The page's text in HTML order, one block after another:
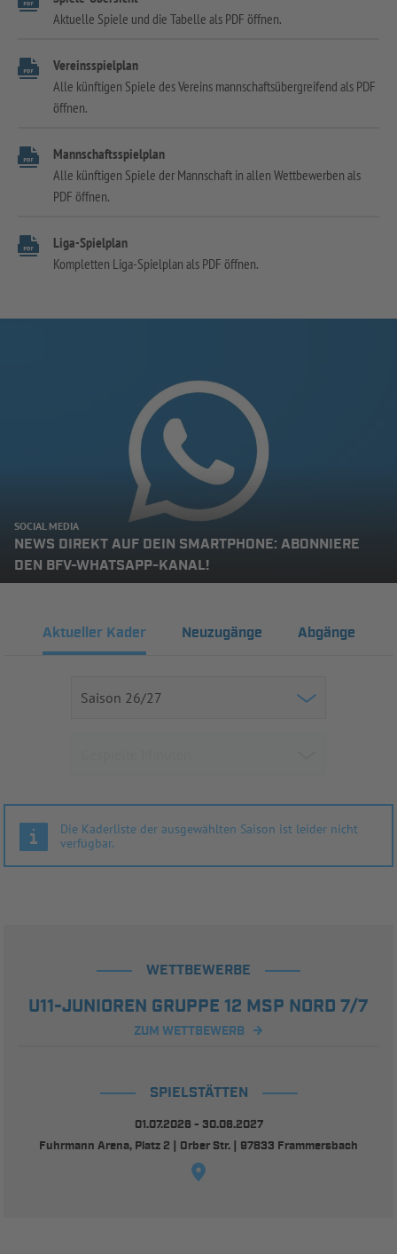
Aktuelle Spiele und die Tabelle als PDF öffnen.
Vereinsspielplan
Alle künftigen Spiele des Vereins mannschaftsübergreifend als PDF
öffnen.
Mannschaftsspielplan
Alle künftigen Spiele der Mannschaft in allen Wettbewerben als
PDF öffnen.
Liga-Spielplan
Kompletten Liga-Spielplan als PDF öffnen.
SOCIAL MEDIA
NEWS DIREKT AUF DEIN SMARTPHONE: ABONNIERE
DEN BFV-WHATSAPP-KANAL!
Aktueller Kader Neuzugänge Abgänge
Die Kaderliste der ausgewählten Saison ist leider nicht
verfügbar.
WETTBEWERBE
U11-JUNIOREN GRUPPE 12 MSP NORD 7/7
ZUM WETTBEWERB
SPIELSTÄTTEN
01.07.2026 - 30.06.2027
Fuhrmann Arena, Platz 2 | Orber Str. | 97833 Frammersbach